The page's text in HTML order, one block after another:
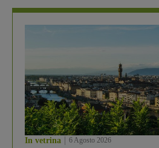
In vetrina 6 Agosto 2026